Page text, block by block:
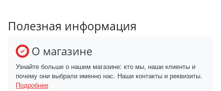
Полезная информация
О магазине
Узнайте больше о нашем магазине: кто мы, наши клиенты и
почему они выбрали именно нас. Наши контакты и реквизиты.
Подробнее